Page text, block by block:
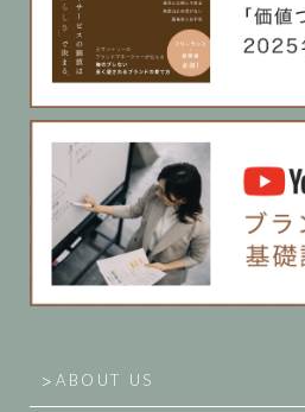
ABOUT US